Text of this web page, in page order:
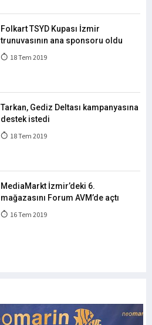
Folkart TSYD Kupası İzmir
trunuvasının ana sponsoru oldu
18 Tem 2019
Tarkan, Gediz Deltası kampanyasına
destek istedi
18 Tem 2019
MediaMarkt İzmir’deki 6.
mağazasını Forum AVM’de açtı
16 Tem 2019